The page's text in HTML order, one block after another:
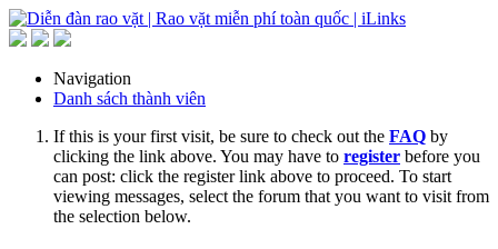
Navigation
Danh sách thành viên
If this is your first visit, be sure to check out the FAQ by
clicking the link above. You may have to register before you
can post: click the register link above to proceed. To start
viewing messages, select the forum that you want to visit from
the selection below.